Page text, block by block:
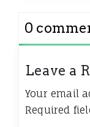
0
Leave a
Your email
Required